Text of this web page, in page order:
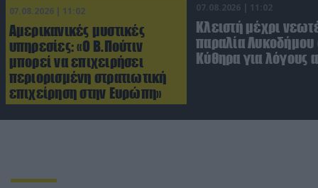
07.08.2026 | 11:02
Αμερικανικές μυστικές
υπηρεσίες: «Ο Β.Πούτιν
μπορεί να επιχειρήσει
περιορισμένη στρατιωτική
επιχείρηση στην Ευρώπη»
07.08.2026 | 11:02
Κλειστή μέχρι
παραλία Λυκοδήμου
Κύθηρα για λόγους